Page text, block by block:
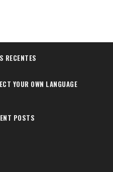
RECENTES
YOUR OWN LANGUAGE
POSTS